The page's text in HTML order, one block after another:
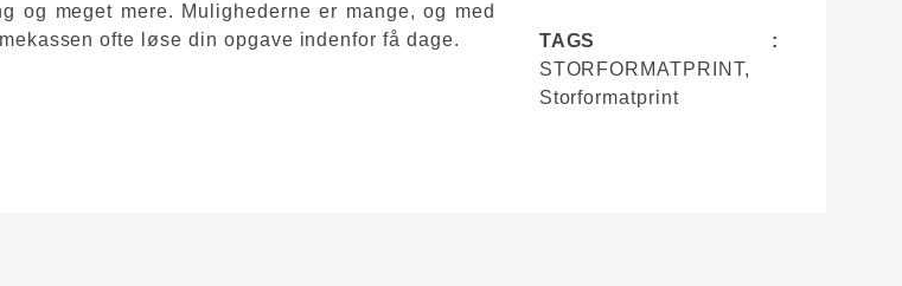
og meget mere. Mulighederne er mange, og med
ofte løse din opgave indenfor få dage.
TAGS :
STORFORMATPRINT,
Storformatprint